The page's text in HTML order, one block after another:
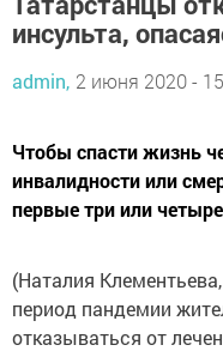
инсульта,
admin, 2 июня 2020 -
Чтобы спасти жизнь
инвалидности или
первые три или
(Наталия
период пандемии
отказываться от